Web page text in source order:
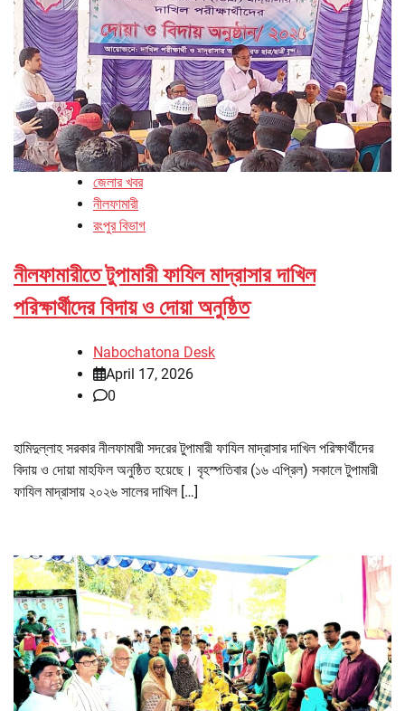
জেলার খবর
নীলফামারী
রংপুর বিভাগ
নীলফামারীতে টুপামারী ফাযিল মাদ্রাসার দাখিল
পরিক্ষার্থীদের বিদায় ও দোয়া অনুষ্ঠিত
Nabochatona Desk
April 17, 2026
0
হামিদুল্লাহ সরকার নীলফামারী সদরের টুপামারী ফাযিল মাদ্রাসার দাখিল পরিক্ষার্থীদের
বিদায় ও দোয়া মাহফিল অনুষ্ঠিত হয়েছে। বৃহস্পতিবার (১৬ এপ্রিল) সকালে টুপামারী
ফাযিল মাদ্রাসায় ২০২৬ সালের দাখিল […]